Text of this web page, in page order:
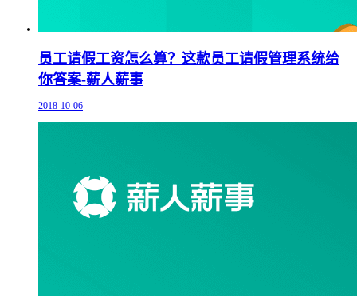
员工请假工资怎么算？这款员工请假管理系统给
你答案-薪人薪事
2018-10-06